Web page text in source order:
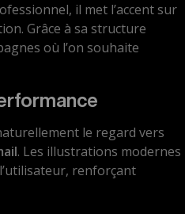
il met l’accent sur
Grâce à sa structure
où l’on souhaite
le regard vers
. Les illustrations modernes
renforçant